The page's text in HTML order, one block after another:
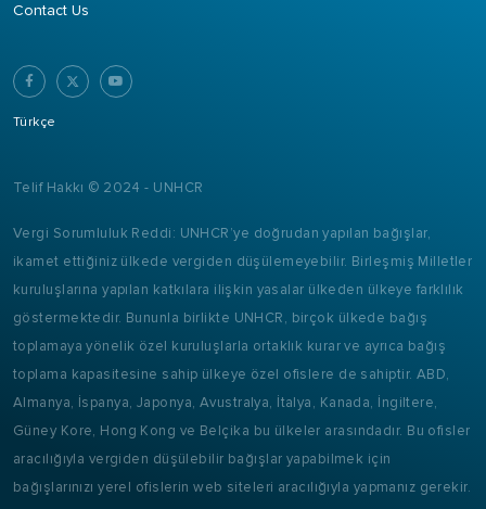
Contact Us
Türkçe
Telif Hakkı © 2024 - UNHCR
Vergi Sorumluluk Reddi: UNHCR’ye doğrudan yapılan bağışlar,
ikamet ettiğiniz ülkede vergiden düşülemeyebilir. Birleşmiş Milletler
kuruluşlarına yapılan katkılara ilişkin yasalar ülkeden ülkeye farklılık
göstermektedir. Bununla birlikte UNHCR, birçok ülkede bağış
toplamaya yönelik özel kuruluşlarla ortaklık kurar ve ayrıca bağış
toplama kapasitesine sahip ülkeye özel ofislere de sahiptir. ABD,
Almanya, İspanya, Japonya, Avustralya, İtalya, Kanada, İngiltere,
Güney Kore, Hong Kong ve Belçika bu ülkeler arasındadır. Bu ofisler
aracılığıyla vergiden düşülebilir bağışlar yapabilmek için
bağışlarınızı yerel ofislerin web siteleri aracılığıyla yapmanız gerekir.